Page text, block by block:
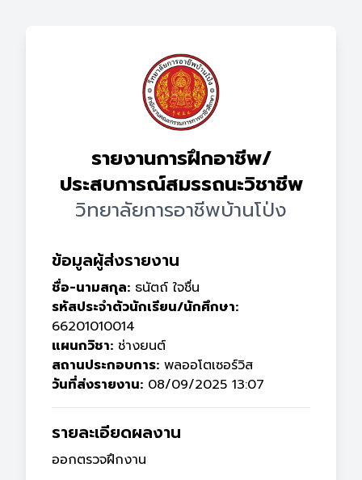
รายงานการฝึกอาชีพ/
ประสบการณ์สมรรถนะวิชาชีพ
วิทยาลัยการอาชีพบ้านโป่ง
ข้อมูลผู้ส่งรายงาน
ชื่อ-นามสกุล: ธนัตถ์ ใจชื่น
รหัสประจำตัวนักเรียน/นักศึกษา:
66201010014
แผนกวิชา: ช่างยนต์
สถานประกอบการ: พลออโตเซอร์วิส
วันที่ส่งรายงาน: 08/09/2025 13:07
รายละเอียดผลงาน
ออกตรวจฝึกงาน